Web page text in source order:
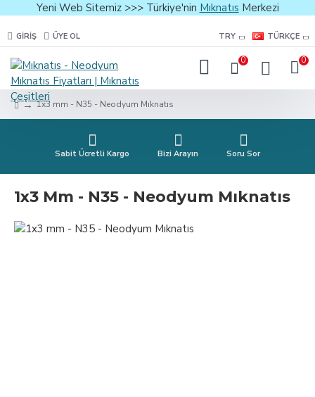
Yeni Web Sitemiz >>> Türkiye'nin Mıknatıs Merkezi
GIRIŞ ÜYE OL TRY TÜRKÇE
0 0
1x3 mm - N35 - Neodyum Mıknatıs
Sabit Ücretli Kargo Bizi Arayın Soru Sor
1x3 Mm - N35 - Neodyum Mıknatıs